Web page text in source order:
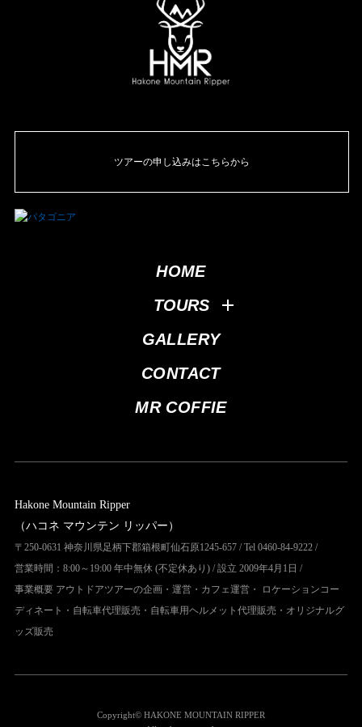
ツアーの申し込みはこちらから
HOME
TOURS
GALLERY
CONTACT
MR COFFIE
Hakone Mountain Ripper
（ハコネ マウンテン リッパー）
〒250-0631 神奈川県足柄下郡箱根町仙石原1245-657 / Tel 0460-84-9222 /
営業時間：8:00～19:00 年中無休 (不定休あり) / 設立 2009年4月1日 /
事業概要 アウトドアツアーの企画・運営・カフェ運営・ ロケーションコー
ディネート・自転車代理販売・自転車用ヘルメット代理販売・オリジナルグ
ッズ販売
Copyright© HAKONE MOUNTAIN RIPPER